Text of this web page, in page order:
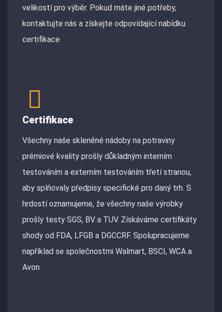
velikostí pro výběr. Pokud máte jiné potřeby,
kontaktujte nás a získejte odpovídající nabídku.
certifikace
Certifikace
Všechny naše skleněné nádoby na potraviny
prémiové kvality prošly důkladným interním
testováním a externím testováním třetí stranou,
aby splňovaly předpisy specifické pro daný trh. S
hrdostí oznamujeme, že všechny naše výrobky
prošly testy SGS, BV a TUV. Získáváme certifikáty
shody od FDA, LFGB a DGCCRF. Spolupracujeme
například se společnostmi Walmart, BSCI, WCA a
Avon.